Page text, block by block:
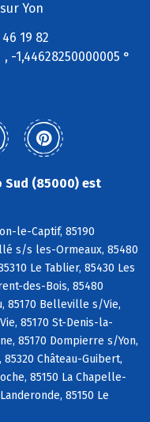
Yon
19 82
-1,44628250000005 °
(85000) est
le-Captif, 85190
s/s les-Ormeaux, 85480
Le Tablier, 85430 Les
des-Bois, 85480
85170 Belleville s/Vie,
85170 St-Denis-la-
85170 Dompierre s/Yon,
Château-Guibert,
85150 La Chapelle-
85150 Le